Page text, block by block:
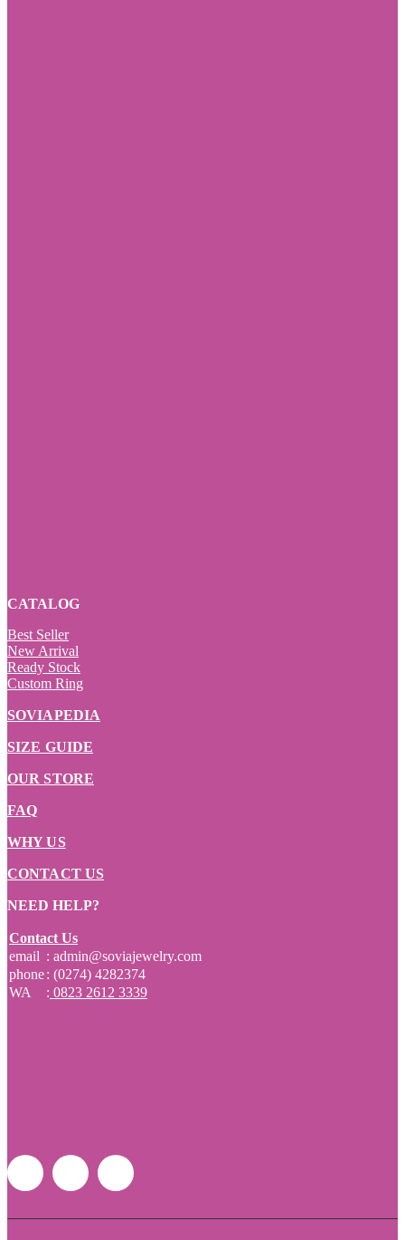
CATALOG
Best Seller
New Arrival
Ready Stock
Custom Ring
SOVIAPEDIA
SIZE GUIDE
OUR STORE
FAQ
WHY US
CONTACT US
NEED HELP?
Contact Us
email : admin@soviajewelry.com
phone: (0274) 4282374
WA
: 0823 2612 3339